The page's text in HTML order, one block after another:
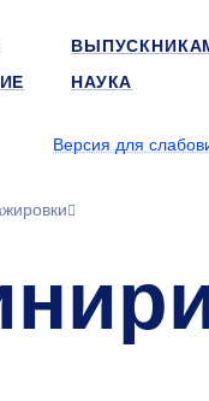
НАУКА
Версия для